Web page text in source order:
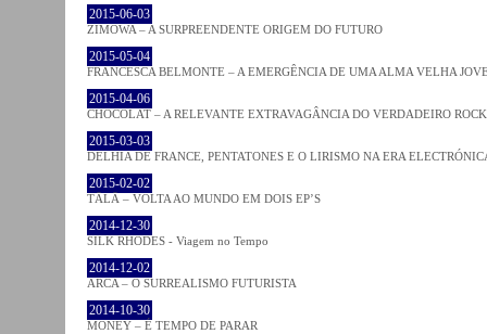
2015-06-03
ZIMOWA – A SURPREENDENTE ORIGEM DO FUTURO
2015-05-04
FRANCESCA BELMONTE – A EMERGÊNCIA DE UMA ALMA VELHA
2015-04-06
CHOCOLAT – A RELEVANTE EXTRAVAGÂNCIA DO VERDADEIRO ROCK
2015-03-03
DELHIA DE FRANCE, PENTATONES E O LIRISMO NA ERA
2015-02-02
TĀLĀ – VOLTA AO MUNDO EM DOIS EP’S
2014-12-30
SILK RHODES - Viagem no Tempo
2014-12-02
ARCA – O SURREALISMO FUTURISTA
2014-10-30
MONEY – É TEMPO DE PARAR